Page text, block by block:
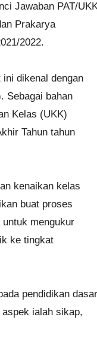
Jawaban PAT/
Prakarya
2022.
dikenal dengan
Sebagai bahan
Kelas (UKK)
Tahun tahun
kenaikan kelas
buat proses
untuk mengukur
ke tingkat
pendidikan dasar
ialah sikap,